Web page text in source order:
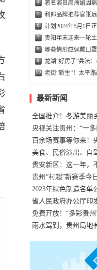
4 著名演员周海媚因
5 利郎品牌推荐官张
6 计划2024年5月1日
7 贵阳年末迎来一轮
8 哪些情形应佩戴口
9 龙湖“好房子”兵法
10 老街“新生”！太平
最新新闻
全国推介！冬游美丽
错过
央视关注贵州：“一
温
百余场赛事等你来！
正式“打响”
美食、民俗演出、
两减三免”！
贵安新区：这一年，
贵州“村超”新赛季今
名额
2023年绿色制造名单
色工厂
省人民政府办公厅印
资工作实施细则
免费开放！“多彩贵
展，持续至1月19日
雨水驾到，贵州局地